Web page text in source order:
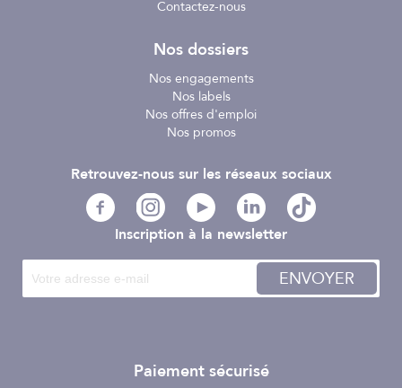
Contactez-nous
Nos dossiers
Nos engagements
Nos labels
Nos offres d'emploi
Nos promos
Inscription à la newsletter
ENVOYER
Paiement sécurisé
Retrouvez-nous sur les réseaux sociaux